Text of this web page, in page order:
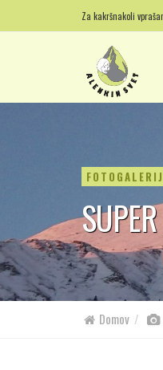
Za kakršnakoli
Domov